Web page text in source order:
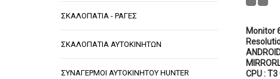
Monitor
CPU :
ΣΚΑΛΟΠΑΤΙΑ - ΡΑΓΕΣ
ΣΚΑΛΟΠΑΤΙΑ ΑΥΤΟΚΙΝΗΤΩΝ
ΣΥΝΑΓΕΡΜΟΙ ΑΥΤΟΚΙΝΗΤΟΥ HUNTER